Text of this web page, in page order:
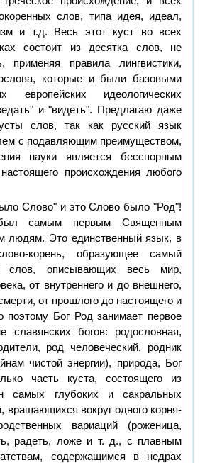
слов, типа идея, идеал,
и т.д. Весь этот куст во всех
состоит из десятка слов, не
применяя правила лингвистики,
которые и были базовыми
европейских идеологических
и "видеть". Предлагаю даже
слов, так как русский язык
с подавляющим преимуществом,
науки является бесспорным
происхождения любого
Слово" и это Слово было "Род"!
самым первым Священным
людям. Это единственный язык, в
корень, образующее самый
слов, описывающих весь мир,
от внутреннего и до внешнего,
от прошлого до настоящего и
поэтому Бог Род занимает первое
славянских богов: родословная,
род человеческий, родник
чистой энергии), природа, Бог
часть куста, состоящего из
самых глубоких и сакральных
вращающихся вокруг одного корня-
вариаций (роженица,
радеть, ложе и т. д., с плавным
содержащимся в недрах